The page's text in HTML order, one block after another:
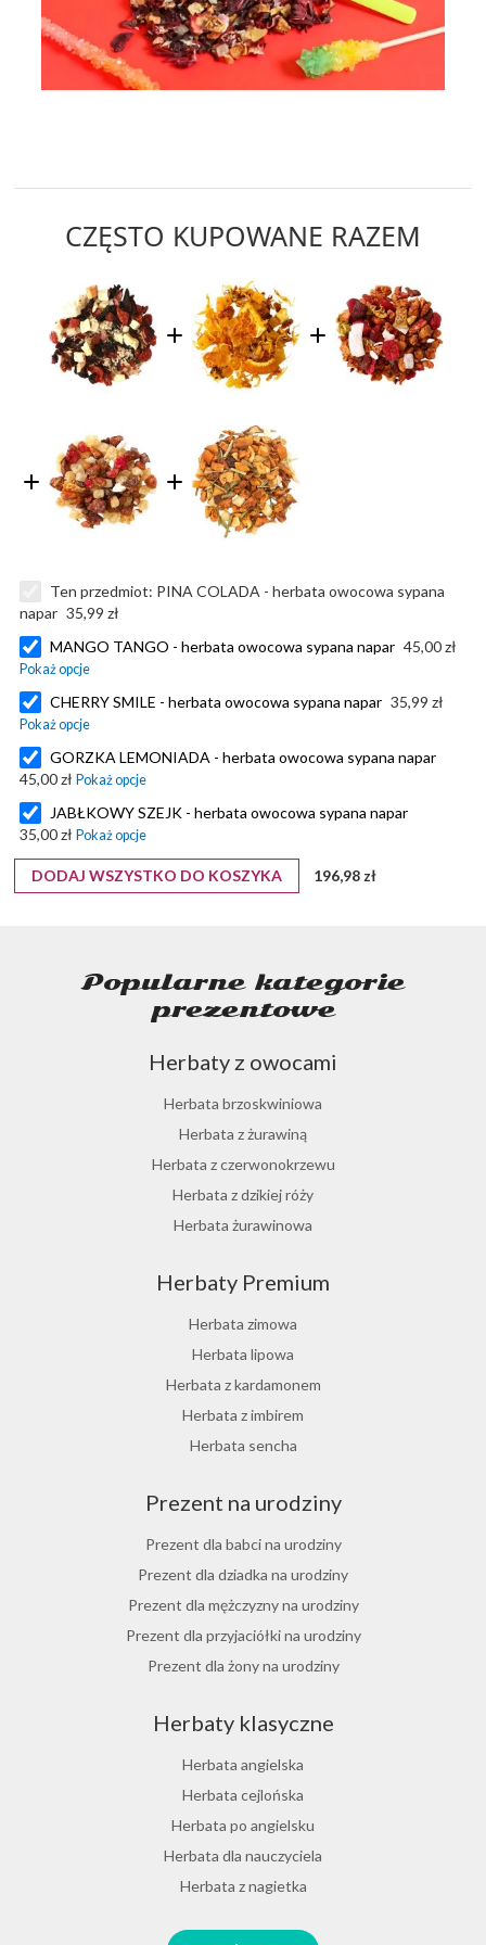
CZĘSTO KUPOWANE RAZEM
Ten przedmiot: PINA COLADA - herbata owocowa sypana
napar 35,99 zł
MANGO TANGO - herbata owocowa sypana napar 45,00 zł
CHERRY SMILE - herbata owocowa sypana napar 35,99 zł
GORZKA LEMONIADA - herbata owocowa sypana napar
45,00 zł
JABŁKOWY SZEJK - herbata owocowa sypana napar
35,00 zł
DODAJ WSZYSTKO DO KOSZYKA 196,98 zł
Popularne kategorie
prezentowe
Herbaty z owocami
Herbata brzoskwiniowa
Herbata z żurawiną
Herbata z czerwonokrzewu
Herbata z dzikiej róży
Herbata żurawinowa
Ostrokrzew paragwajski
Hibiskus herbata
Herbata różana
Herbata z lukrecji
Herbata z rokitnika
Herbata jesienna
Herbaty Premium
Herbata zimowa
Herbata lipowa
Herbata z kardamonem
Herbata z imbirem
Herbata sencha
Herbata jaśminowa
Herbata jasminowa
Herbata rumiankowa
Koper włoski herbata
Herbata z goździkami
Herbata z cynamonem
Prezent na urodziny
Prezent dla babci na urodziny
Prezent dla dziadka na urodziny
Prezent dla mężczyzny na urodziny
Prezent dla przyjaciółki na urodziny
Prezent dla żony na urodziny
Prezent dla dziewczyny na urodziny
Prezent dla koleżanki na urodziny
Prezent dla mamy na urodziny
Prezent dla taty na urodziny
Prezent dla męża na urodziny
Prezent dla przyjaciela na urodziny
Herbaty klasyczne
Herbata angielska
Herbata cejlońska
Herbata po angielsku
Herbata dla nauczyciela
Herbata z nagietka
Zestawy na różne okazje